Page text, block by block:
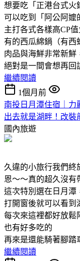
想要吃「正港台式火
可以吃到「阿公阿嬤
主打各式各樣高CP
有的西瓜綿鍋（有西
肉品與海鮮非常新鮮
絕對是一間會想再回
繼續閱讀
1個月前
南投日月潭住宿｜力
出去就是湖畔！改裝
國內旅遊
久違的小旅行我們終
恩～～真的超久沒有
這次特別選在日月潭
打開窗後就可以看到
每次來這裡都好放鬆
也有好多吃的
再來是還能騎著腳踏
繼續閱讀